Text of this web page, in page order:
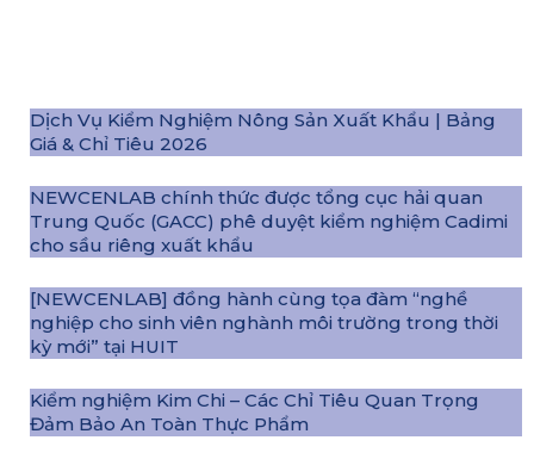
Dịch Vụ Kiểm Nghiệm Nông Sản Xuất Khẩu | Bảng
Giá & Chỉ Tiêu 2026
NEWCENLAB chính thức được tổng cục hải quan
Trung Quốc (GACC) phê duyệt kiểm nghiệm Cadimi
cho sầu riêng xuất khẩu
[NEWCENLAB] đồng hành cùng tọa đàm “nghề
nghiệp cho sinh viên nghành môi trường trong thời
kỳ mới” tại HUIT
Kiểm nghiệm Kim Chi – Các Chỉ Tiêu Quan Trọng
Đảm Bảo An Toàn Thực Phẩm